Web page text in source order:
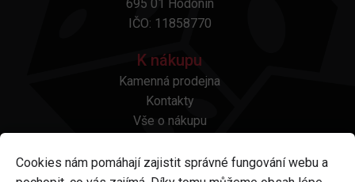
695 01 Hodonín
IČO: 11858770
K nákupu
Kamenná prodejna
Kontakty
Vše o nákupu
Platba a doprava
Cookies nám pomáhají zajistit správné fungování webu a